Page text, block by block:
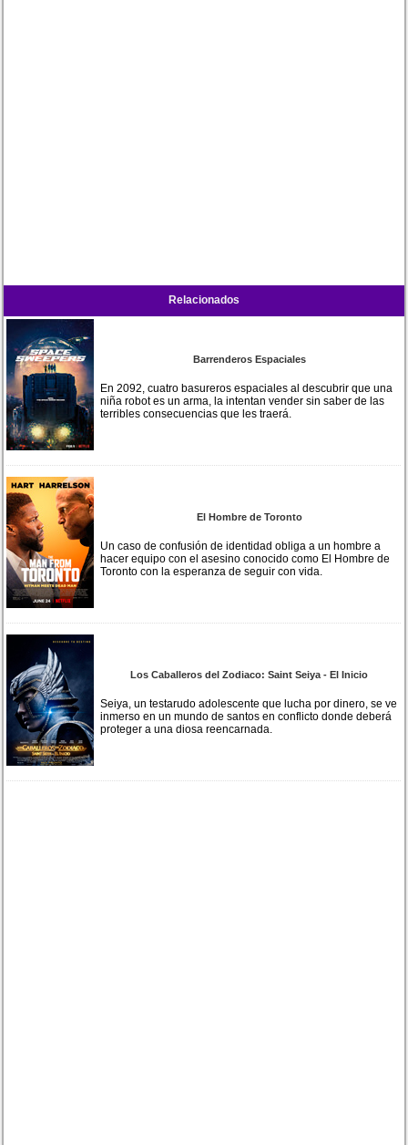
Relacionados
Barrenderos Espaciales
En 2092, cuatro basureros espaciales al descubrir que una
niña robot es un arma, la intentan vender sin saber de las
terribles consecuencias que les traerá.
El Hombre de Toronto
Un caso de confusión de identidad obliga a un hombre a
hacer equipo con el asesino conocido como El Hombre de
Toronto con la esperanza de seguir con vida.
Los Caballeros del Zodiaco: Saint Seiya - El Inicio
Seiya, un testarudo adolescente que lucha por dinero, se ve
inmerso en un mundo de santos en conflicto donde deberá
proteger a una diosa reencarnada.